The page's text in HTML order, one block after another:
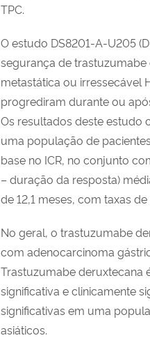
TPC.
O estudo DS8201-A-U205
segurança de
metastática ou irressecável
progrediram durante ou
Os resultados deste estudo
uma população de
base no ICR, no conjunto
– duração da resposta)
de 12,1 meses, com taxas
No geral, o trastuzumabe
com adenocarcinoma
Trastuzumabe deruxtecana
significativa e clinicamente
significativas em uma
asiáticos.